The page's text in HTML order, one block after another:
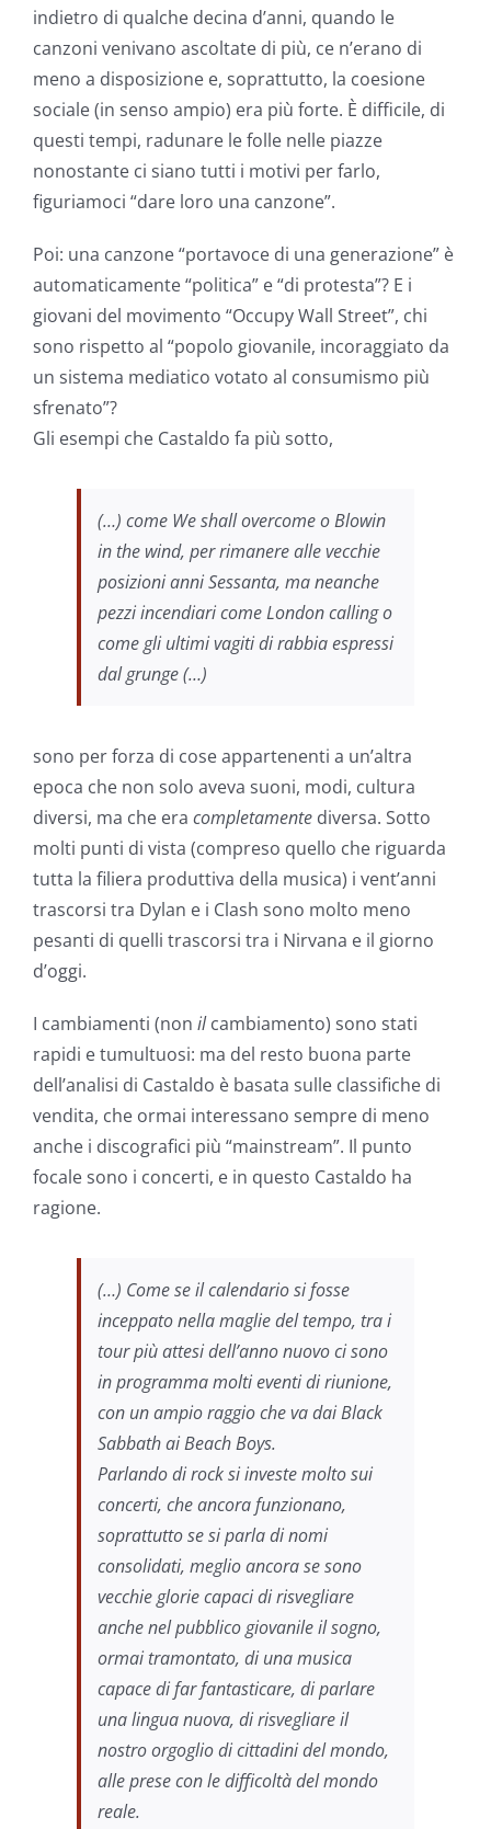
indietro di qualche decina d’anni, quando le
canzoni venivano ascoltate di più, ce n’erano di
meno a disposizione e, soprattutto, la coesione
sociale (in senso ampio) era più forte. È difficile, di
questi tempi, radunare le folle nelle piazze
nonostante ci siano tutti i motivi per farlo,
figuriamoci “dare loro una canzone”.
Poi: una canzone “portavoce di una generazione” è
automaticamente “politica” e “di protesta”? E i
giovani del movimento “Occupy Wall Street”, chi
sono rispetto al “popolo giovanile, incoraggiato da
un sistema mediatico votato al consumismo più
sfrenato”?
Gli esempi che Castaldo fa più sotto,
(…) come We shall overcome o Blowin
in the wind, per rimanere alle vecchie
posizioni anni Sessanta, ma neanche
pezzi incendiari come London calling o
come gli ultimi vagiti di rabbia espressi
dal grunge (…)
sono per forza di cose appartenenti a un’altra
epoca che non solo aveva suoni, modi, cultura
diversi, ma che era completamente diversa. Sotto
molti punti di vista (compreso quello che riguarda
tutta la filiera produttiva della musica) i vent’anni
trascorsi tra Dylan e i Clash sono molto meno
pesanti di quelli trascorsi tra i Nirvana e il giorno
d’oggi.
I cambiamenti (non ilcambiamento) sono stati
rapidi e tumultuosi: ma del resto buona parte
dell’analisi di Castaldo è basata sulle classifiche di
vendita, che ormai interessano sempre di meno
anche i discografici più “mainstream”. Il punto
focale sono i concerti, e in questo Castaldo ha
ragione.
(…) Come se il calendario si fosse
inceppato nella maglie del tempo, tra i
tour più attesi dell’anno nuovo ci sono
in programma molti eventi di riunione,
con un ampio raggio che va dai Black
Sabbath ai Beach Boys.
Parlando di rock si investe molto sui
concerti, che ancora funzionano,
soprattutto se si parla di nomi
consolidati, meglio ancora se sono
vecchie glorie capaci di risvegliare
anche nel pubblico giovanile il sogno,
ormai tramontato, di una musica
capace di far fantasticare, di parlare
una lingua nuova, di risvegliare il
nostro orgoglio di cittadini del mondo,
alle prese con le difficoltà del mondo
reale.